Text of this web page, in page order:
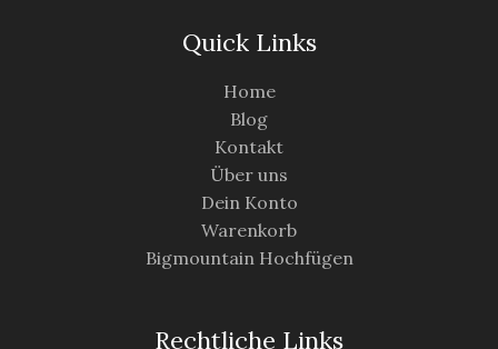
Quick Links
Home
Blog
Kontakt
Über uns
Dein Konto
Warenkorb
Bigmountain Hochfügen
Rechtliche Links